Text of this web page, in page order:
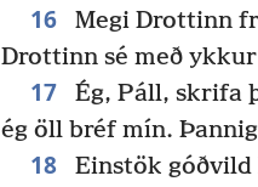
16 Megi Drottinn
Drottinn sé með
17 Ég, Páll, skrifa
ég öll bréf mín.
18
Einstök